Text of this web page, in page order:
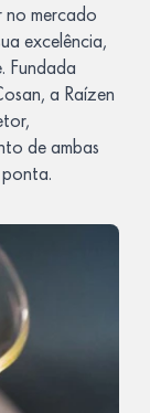
no mercado
excelência,
Fundada
a Raízen
de ambas